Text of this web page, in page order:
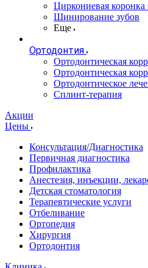
Циркониевая коронка
Шинирование зубов
Еще
Ортодонтия
Ортодонтическая
Ортодонтическая
Ортодонтическое
Сплинт-терапия
Акции
Цены
Консультация/Диагностика
Первичная диагностика
Профилактика
Анестезия, инъекции,
Детская стоматология
Терапевтические услуги
Отбеливание
Ортопедия
Хирургия
Ортодонтия